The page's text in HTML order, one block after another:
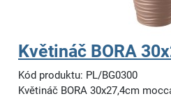
Květináč BORA
Kód produktu: PL/BG0300
Květináč BORA 30x27,4cm